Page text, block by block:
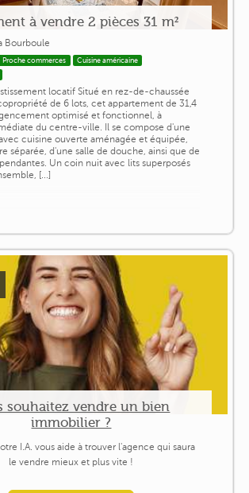
à vendre 2 pièces 31 m²
Bourboule
Proche commerces
Cuisine américaine
locatif Situé en rez-de-chaussée
de 6 lots, cet appartement de 31,4
optimisé et fonctionnel, à
du centre-ville. Il se compose d'une
cuisine ouverte aménagée et équipée,
séparée, d'une salle de douche, ainsi que de
Un coin nuit avec lits superposés
[...]
souhaitez vendre un bien
immobilier ?
I.A. vous aide à trouver l'agence qui saura
le vendre mieux et plus vite !